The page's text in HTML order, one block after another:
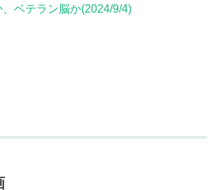
ベテラン脳か(2024/9/4)